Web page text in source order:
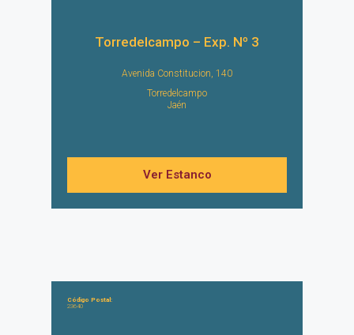
Torredelcampo – Exp. Nº 3
Avenida Constitucion, 140
Torredelcampo
Jaén
Ver Estanco
Código Postal:
23640